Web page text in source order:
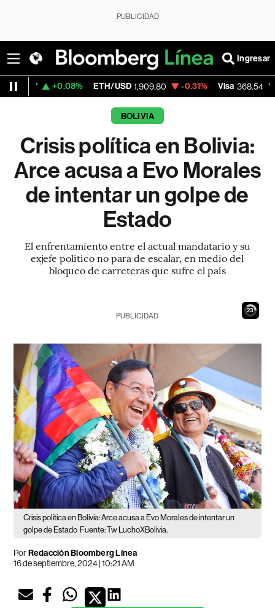
PUBLICIDAD
Ingresar
ETH/USD 1,909.80 -0.31% Visa 368.54 -0.28%
BOLIVIA
Crisis política en Bolivia:
Arce acusa a Evo Morales
de intentar un golpe de
Estado
El enfrentamiento entre el actual mandatario y su
exjefe político no para de escalar, en medio del
bloqueo de carreteras que sufre el país
22
PUBLICIDAD
Crisis política en Bolivia: Arce acusa a Evo Morales de intentar un
golpe de Estado Fuente: Tw LuchoXBolivia.
PorRedacción Bloomberg Línea
16 de septiembre, 2024 | 10:21 AM